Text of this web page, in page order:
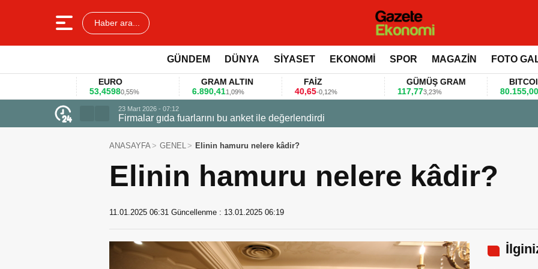
Haber ara...
GÜNDEM DÜNYA SİYASET EKONOMİ SPOR MAGAZİN FOTO
EURO
53,4598
0,55%
GRAM ALTIN
6.890,411,09%
FAİZ
40,65
-0,12%
GÜMÜŞ GRAM
117,77
3,23%
BITCOIN
80.155,000,36%
23 Mart 2026 - 07:12
Firmalar gıda fuarlarını bu anket ile değerlendirdi
ANASAYFA GENEL Elinin hamuru nelere kâdir?
Elinin hamuru nelere kâdir?
11.01.2025 06:31 Güncellenme : 13.01.2025 06:19